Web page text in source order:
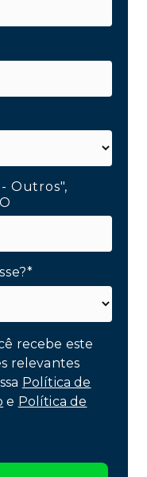
Outros",
recebe este
relevantes
Política de
e Política de